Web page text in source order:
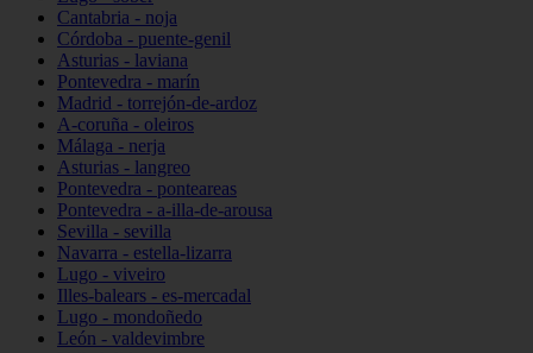
Cantabria - noja
Córdoba - puente-genil
Asturias - laviana
Pontevedra - marín
Madrid - torrejón-de-ardoz
A-coruña - oleiros
Málaga - nerja
Asturias - langreo
Pontevedra - ponteareas
Pontevedra - a-illa-de-arousa
Sevilla - sevilla
Navarra - estella-lizarra
Lugo - viveiro
Illes-balears - es-mercadal
Lugo - mondoñedo
León - valdevimbre